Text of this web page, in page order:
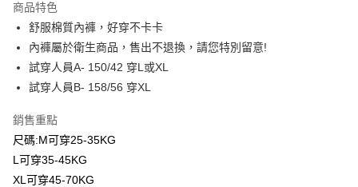
Apple Pay
Google Pay
ATM付款
運送方式
全家付款取貨
每筆NT$80，滿NT$2,000(含以上)免運費
商品特色
舒服棉質內褲，好穿不卡卡
內褲屬於衛生商品，售出不退換，請您特別留意!
試穿人員A- 150/42 穿L或XL
試穿人員B- 158/56 穿XL
銷售重點
尺碼:M可穿25-35KG
L可穿35-45KG
XL可穿45-70KG